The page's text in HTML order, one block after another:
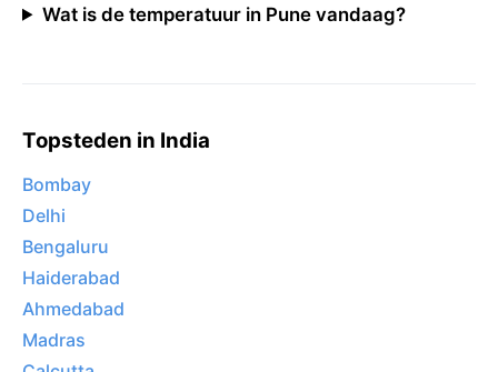
Wat is de temperatuur in Pune vandaag?
Topsteden in India
Bombay
Delhi
Bengaluru
Haiderabad
Ahmedabad
Madras